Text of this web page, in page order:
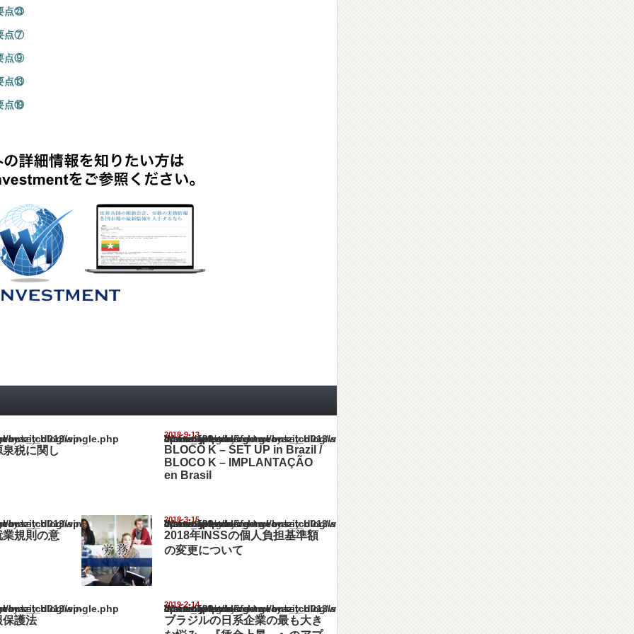
点㉓
点⑦
点⑨
点⑬
点⑲
wp-content/themes/gorgeous_tcd013/single.php
税に関し
2018-9-13
Warning
: Undefined array key "show_category" in
/home/netst/kuno-cpa.co.jp/public_html/brazil_blog/wp-content/themes/gorgeous_tcd013/single.php
on line183
BLOCO K – SET UP in Brazil /
BLOCO K – IMPLANTAÇÃO
en Brasil
wp-content/themes/gorgeous_tcd013/single.php
規則の意
2018-3-15
Warning
: Undefined array key "show_category" in
/home/netst/kuno-cpa.co.jp/public_html/brazil_blog/wp-content/themes/gorgeous_tcd013/single.php
on line183
2018年INSSの個人負担基準額
の変更について
wp-content/themes/gorgeous_tcd013/single.php
保護法
2019-2-14
Warning
: Undefined array key "show_category" in
/home/netst/kuno-cpa.co.jp/public_html/brazil_blog/wp-content/themes/gorgeous_tcd013/single.php
on line183
ブラジルの日系企業の最も大き